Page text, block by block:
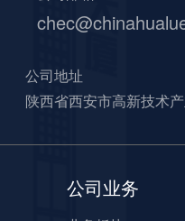
公司地址
陕西省西安市高新技术
公司业务